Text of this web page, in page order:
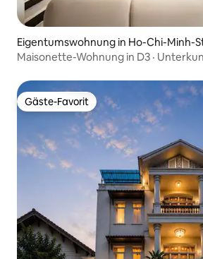
Eigentumswohnung in Ho-Chi-Minh-
Maisonette-Wohnung in D3 ·
Gäste-Favorit
Gäste-Favorit